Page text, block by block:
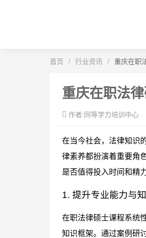
首页 / 行业资讯 / 重庆在职
重庆在职法
作者:同等学力培训中心
在当今社会，法律知识
律素养都扮演着重要角
是否值得投入时间和精
1. 提升专业能力与
在职法律硕士课程系统
知识框架。通过案例研